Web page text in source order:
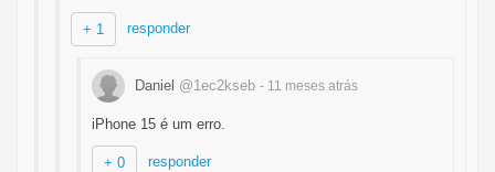
+ 1 responder
Daniel @1ec2kseb - 11 meses atrás
iPhone 15 é um erro.
+ 0 responder